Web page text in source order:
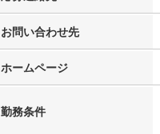
お問い合わせ先
ホームページ
勤務条件